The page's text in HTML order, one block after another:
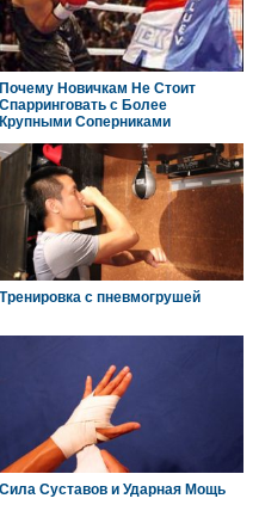
Почему Новичкам Не Стоит
Спарринговать с Более
Крупными Соперниками
Тренировка с пневмогрушей
Сила Суставов и Ударная Мощь